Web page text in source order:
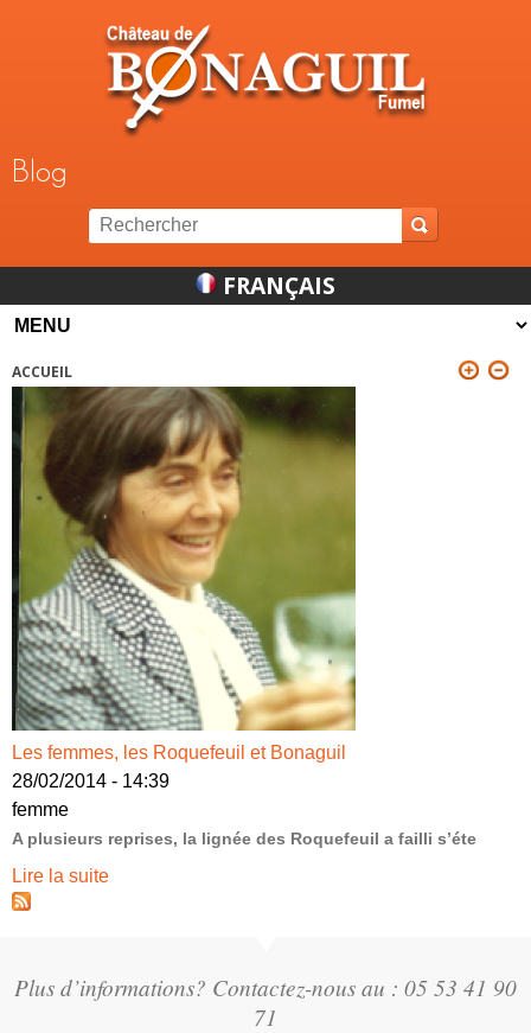
Blog
FRANÇAIS
VOUS ÊTES ICI
ACCUEIL
Les femmes, les Roquefeuil et Bonaguil
28/02/2014 - 14:39
femme
A plusieurs reprises, la lignée des Roquefeuil a failli s’éte
Lire la suite
Plus d’informations? Contactez-nous au : 05 53 41 90
71